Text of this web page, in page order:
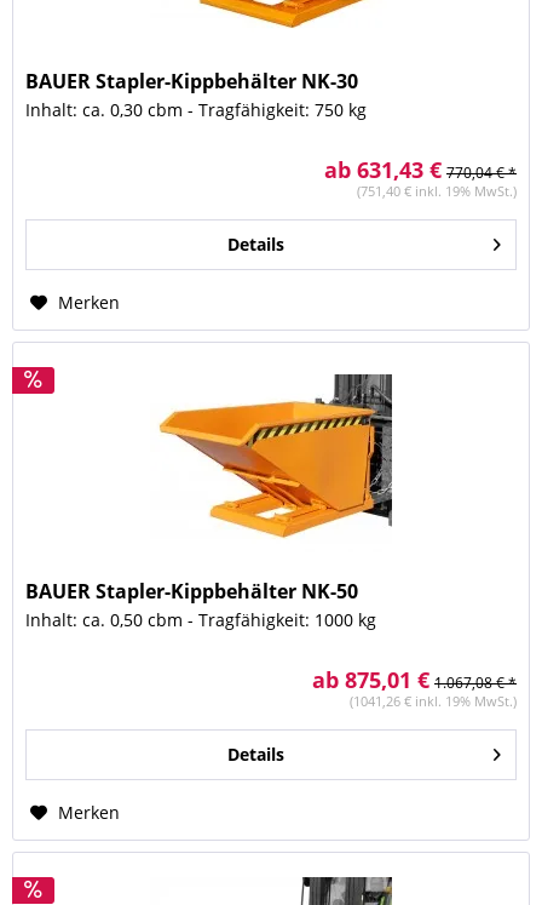
BAUER Stapler-Kippbehälter NK-30
Inhalt: ca. 0,30 cbm - Tragfähigkeit: 750 kg
ab 631,43 € 770,04 € *
(751,40 € inkl. 19% MwSt.)
Details
Merken
BAUER Stapler-Kippbehälter NK-50
Inhalt: ca. 0,50 cbm - Tragfähigkeit: 1000 kg
ab 875,01 € 1.067,08 € *
(1041,26 € inkl. 19% MwSt.)
Details
Merken